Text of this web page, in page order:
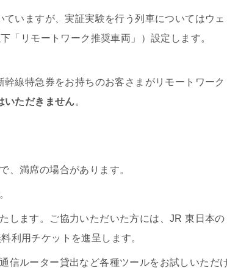
いますが、実証実験を行う列車についてはウェ
「リモートワーク推奨車両」）設定します。
線特急券をお持ちのお客さまがリモートワーク
いただきません。
、満席の場合があります。
します。ご協力いただいた方には、JR 東日本の
料利用チケットを進呈します。
信ルーター貸出など各種ツールをお試しいただ